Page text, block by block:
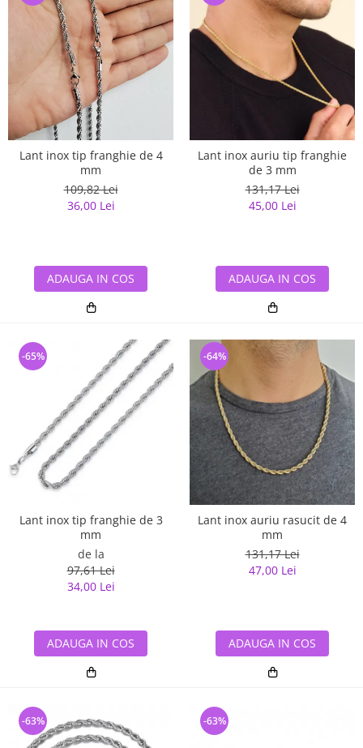
Lant inox tip franghie de 4
mm
109,82 Lei
36,00 Lei
ADAUGA IN COS
Lant inox auriu tip franghie
de 3 mm
131,17 Lei
45,00 Lei
ADAUGA IN COS
Lant inox tip franghie de 3
mm
de la
97,61 Lei
34,00 Lei
-65%
ADAUGA IN COS
Lant inox auriu rasucit de 4
mm
131,17 Lei
47,00 Lei
-64%
ADAUGA IN COS
-63% -63%